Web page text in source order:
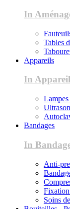
In
Tables
Appareils
In
Lampes
Bandages
In
Anti-
Fixation
Soins